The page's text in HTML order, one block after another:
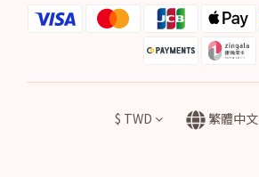
$ TWD 繁體中文